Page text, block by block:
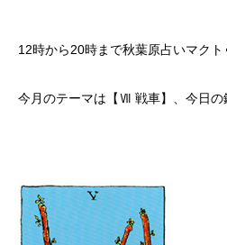
12時から20時まで秋葉原占いマクト
今月のテーマは【Ⅶ 戦車】、今日の